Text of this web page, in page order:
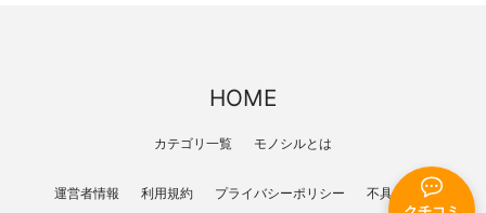
HOME
カテゴリ一覧 モノシルとは
運営者情報 利用規約 プライバシーポリシー 不具合報告